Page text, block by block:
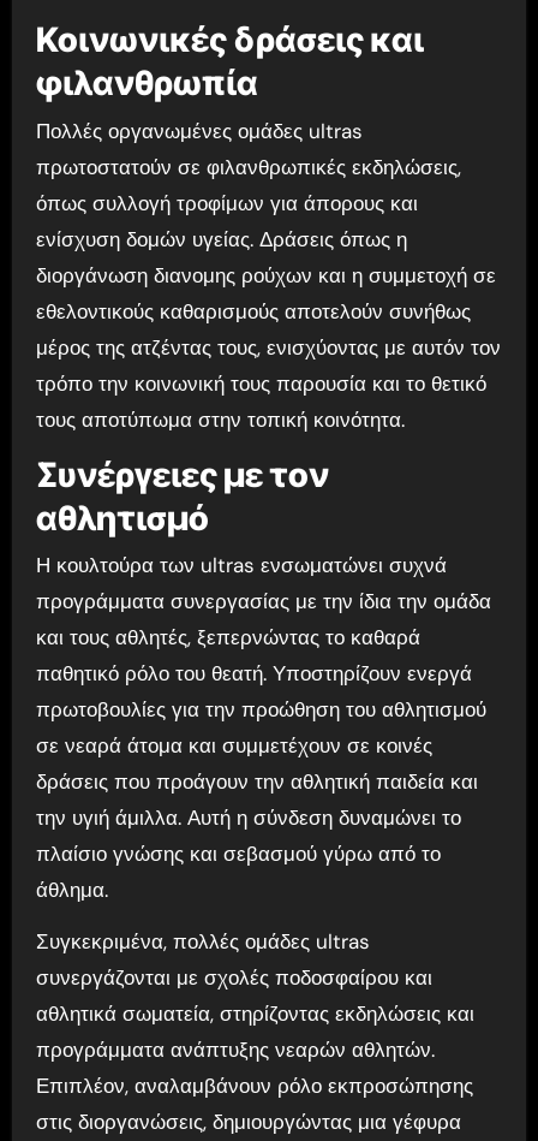
Κοινωνικές δράσεις και
φιλανθρωπία
Πολλές οργανωμένες ομάδες ultras
πρωτοστατούν σε φιλανθρωπικές εκδηλώσεις,
όπως συλλογή τροφίμων για άπορους και
ενίσχυση δομών υγείας. Δράσεις όπως η
διοργάνωση διανομης ρούχων και η συμμετοχή σε
εθελοντικούς καθαρισμούς αποτελούν συνήθως
μέρος της ατζέντας τους, ενισχύοντας με αυτόν τον
τρόπο την κοινωνική τους παρουσία και το θετικό
τους αποτύπωμα στην τοπική κοινότητα.
Συνέργειες με τον
αθλητισμό
Η κουλτούρα των ultras ενσωματώνει συχνά
προγράμματα συνεργασίας με την ίδια την ομάδα
και τους αθλητές, ξεπερνώντας το καθαρά
παθητικό ρόλο του θεατή. Υποστηρίζουν ενεργά
πρωτοβουλίες για την προώθηση του αθλητισμού
σε νεαρά άτομα και συμμετέχουν σε κοινές
δράσεις που προάγουν την αθλητική παιδεία και
την υγιή άμιλλα. Αυτή η σύνδεση δυναμώνει το
πλαίσιο γνώσης και σεβασμού γύρω από το
άθλημα.
Συγκεκριμένα, πολλές ομάδες ultras
συνεργάζονται με σχολές ποδοσφαίρου και
αθλητικά σωματεία, στηρίζοντας εκδηλώσεις και
προγράμματα ανάπτυξης νεαρών αθλητών.
Επιπλέον, αναλαμβάνουν ρόλο εκπροσώπησης
στις διοργανώσεις, δημιουργώντας μια γέφυρα